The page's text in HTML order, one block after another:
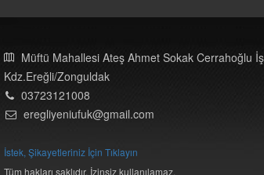
Müftü Mahallesi Ateş Ahmet Sokak Cerrahoğlu
Kdz.Ereğli/Zonguldak
03723121008
eregliyeniufuk@gmail.com
İstek, Şikayetleriniz İçin Tıklayın
Tüm hakları saklıdır. İzinsiz kullanılamaz.